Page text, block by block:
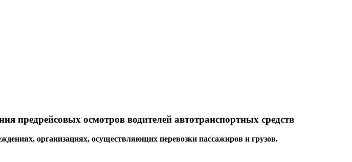
предрейсовых осмотров водителей автотранспортных средств
организациях, осуществляющих перевозки пассажиров и грузов.